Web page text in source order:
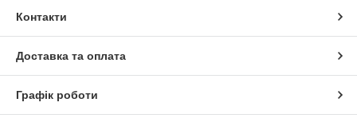
Контакти
Доставка та оплата
Графік роботи